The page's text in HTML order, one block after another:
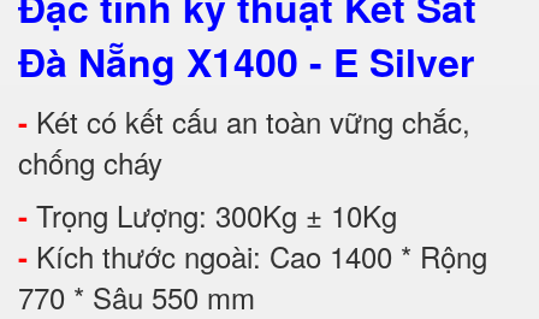
Đà Nẵng X1400 - E Silver
- Két có kết cấu an toàn vững chắc,
chống cháy
- Trọng Lượng: 300Kg ± 10Kg
- Kích thước ngoài: Cao 1400 * Rộng
770 * Sâu 550 mm